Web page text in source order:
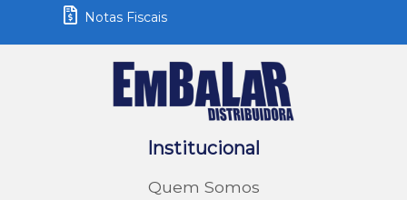
Notas Fiscais
Institucional
Quem Somos